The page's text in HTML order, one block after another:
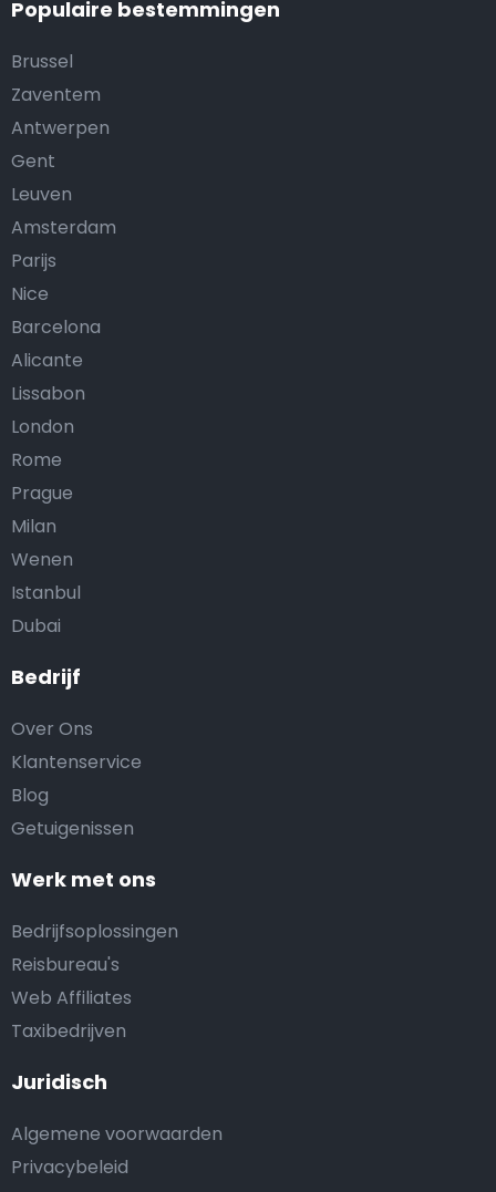
Bedrijf
Over Ons
Klantenservice
Blog
Getuigenissen
Werk met ons
Bedrijfsoplossingen
Reisbureau's
Web Affiliates
Taxibedrijven
Juridisch
Algemene voorwaarden
Privacybeleid
Populaire bestemmingen
Brussel
Zaventem
Antwerpen
Gent
Leuven
Amsterdam
Parijs
Nice
Barcelona
Alicante
Lissabon
London
Rome
Prague
Milan
Wenen
Istanbul
Dubai